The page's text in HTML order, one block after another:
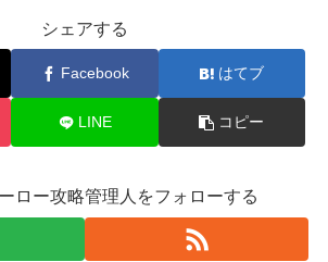
シェアする
Facebook はてブ
LINE コピー
ロー攻略管理人をフォローする